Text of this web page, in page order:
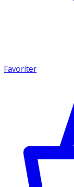
Favoriter